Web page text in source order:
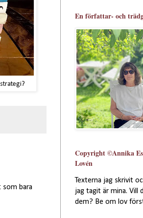
som bara
En författar- och
Copyright ©Annika
Lovén
Texterna jag skrivit
jag tagit är mina. Vill
dem? Be om lov